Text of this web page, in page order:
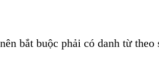
bắt buộc phải có danh từ